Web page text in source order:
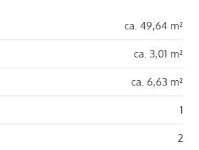
ca. 49,64 m²
ca. 3,01 m²
ca. 6,63 m²
1
2